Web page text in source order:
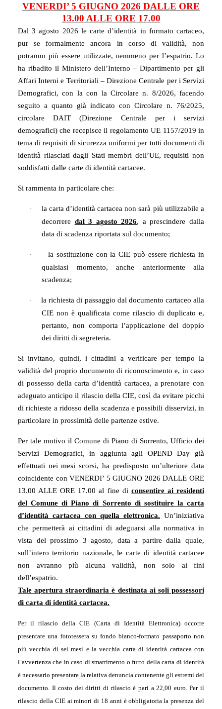
VENERDI’ 5 GIUGNO 2026 DALLE ORE
13.00 ALLE ORE 17.00
Dal 3 agosto 2026 le carte d’identità in formato cartaceo,
pur se formalmente ancora in corso di validità, non
potranno più essere utilizzate, nemmeno per l’espatrio. Lo
ha ribadito il Ministero dell’Interno – Dipartimento per gli
Affari Interni e Territoriali – Direzione Centrale per i Servizi
Demografici, con la con la Circolare n. 8/2026, facendo
seguito a quanto già indicato con Circolare n. 76/2025,
circolare DAIT (Direzione Centrale per i servizi
demografici) che recepisce il regolamento UE 1157/2019 in
tema di requisiti di sicurezza uniformi per tutti documenti di
identità rilasciati dagli Stati membri dell’UE, requisiti non
soddisfatti dalle carte di identità cartacee.
Si rammenta in particolare che:
·
la carta d’identità cartacea non sarà più utilizzabile a
decorrere dal 3 agosto 2026, a prescindere dalla
data di scadenza riportata sul documento;
·
la sostituzione con la CIE può essere richiesta in
qualsiasi momento, anche anteriormente alla
scadenza;
·
la richiesta di passaggio dal documento cartaceo alla
CIE non è qualificata come rilascio di duplicato e,
pertanto, non comporta l’applicazione del doppio
dei diritti di segreteria.
Si invitano, quindi, i cittadini a verificare per tempo la
validità del proprio documento di riconoscimento e, in caso
di possesso della carta d’identità cartacea, a prenotare con
adeguato anticipo il rilascio della CIE, così da evitare picchi
di richieste a ridosso della scadenza e possibili disservizi, in
particolare in prossimità delle partenze estive.
Per tale motivo il Comune di Piano di Sorrento, Ufficio dei
Servizi Demografici, in aggiunta agli OPEND Day già
effettuati nei mesi scorsi, ha predisposto un’ulteriore data
coincidente con VENERDI’ 5 GIUGNO 2026 DALLE ORE
13.00 ALLE ORE 17.00 al fine di consentire ai residenti
del Comune di Piano di Sorrento di sostituire la carta
d’identità cartacea con quella elettronica. Un’iniziativa
che permetterà ai cittadini di adeguarsi alla normativa in
vista del prossimo 3 agosto, data a partire dalla quale,
sull’intero territorio nazionale, le carte di identità cartacee
non avranno più alcuna validità, non solo ai fini
dell’espatrio.
Tale apertura straordinaria è destinata ai soli possessori
di carta di identità cartacea.
Per il rilascio della CIE (Carta di Identità Elettronica) occorre
presentare una fototessera su fondo bianco-formato passaporto non
più vecchia di sei mesi e la vecchia carta di identità cartacea con
l’avvertenza che in caso di smarrimento o furto della carta di identità
è necessario presentare la relativa denuncia contenente gli estremi del
documento. Il costo dei diritti di rilascio è pari a 22,00 euro. Per il
rilascio della CIE ai minori di 18 anni è obbligatoria la presenza del